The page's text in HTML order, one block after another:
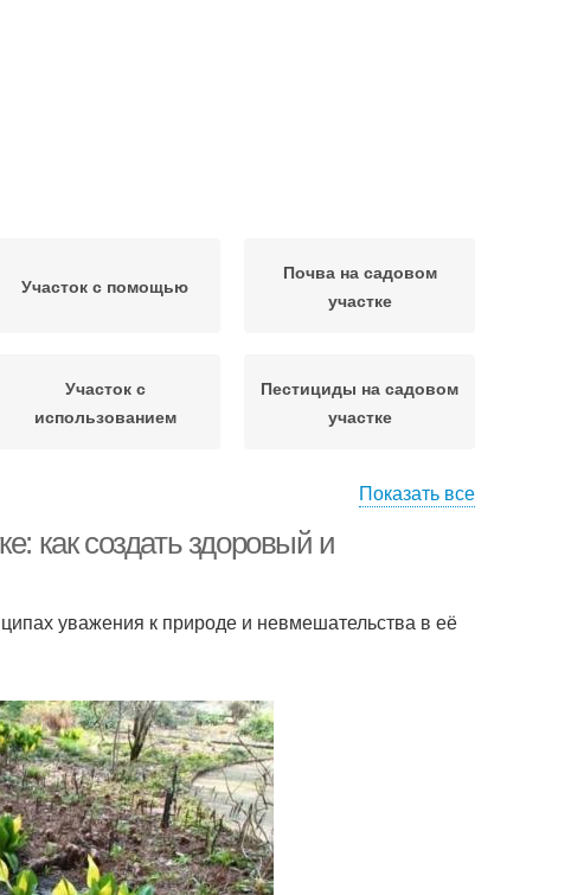
Участок с помощью
Почва на садовом
участке
Участок с
использованием
Пестициды на садовом
участке
Показать все
как создать здоровый и
уважения к природе и невмешательства в её